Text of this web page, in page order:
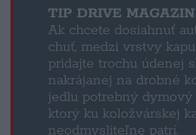
TIP DRIVE
Ak chcete dosiahnuť
chuť, medzi vrstvy
pridajte trochu údenej
nakrájanej na drobné
jedlu potrebný dymový
ktorý ku koložvárskej
neodmysliteľne patrí.